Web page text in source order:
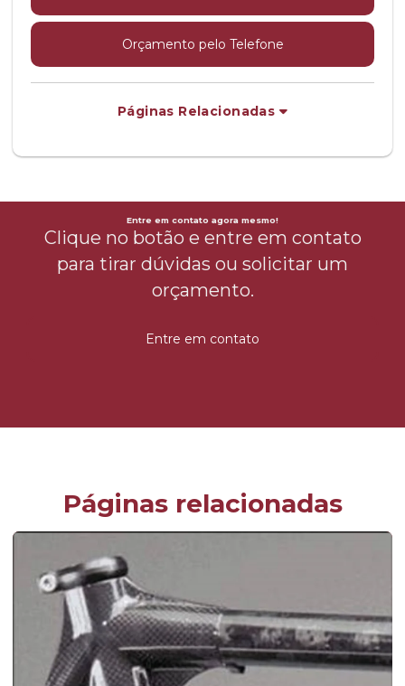
Orçamento pelo Telefone
Páginas Relacionadas
Entre em contato agora mesmo!
Clique no botão e entre em contato
para tirar dúvidas ou solicitar um
orçamento.
Entre em contato
Páginas relacionadas